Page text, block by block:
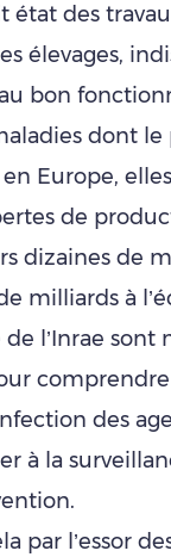
état des
élevages,
bon
dont le
Europe,
de
dizaines de
milliards à
l’Inrae sont
des
à la
par l’essor